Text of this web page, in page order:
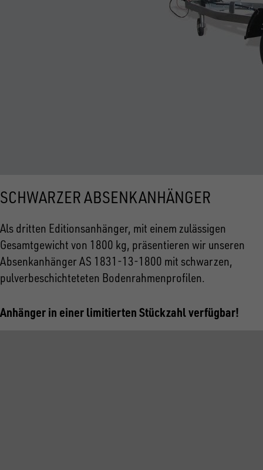
SCHWARZER ABSENKANHÄNGER
Als dritten Editionsanhänger, mit einem zulässigen
Gesamtgewicht von 1800 kg, präsentieren wir unseren
Absenkanhänger AS 1831-13-1800 mit schwarzen,
pulverbeschichteteten Bodenrahmenprofilen.
Anhänger in einer limitierten Stückzahl verfügbar!